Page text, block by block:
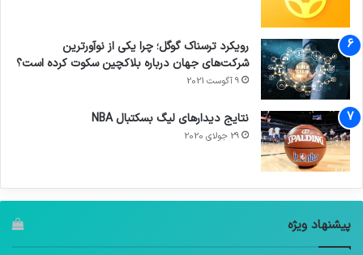
رویکرد ترسناک گوگل؛ چرا یکی از نوآورترین
شرکت‌های جهان درباره بلاکچین سکوت کرده است؟
9 آگوست 2021
نتایج دیدار‌های لیگ بسکتبال NBA
29 جولای 2020
پیشنهاد ویژه